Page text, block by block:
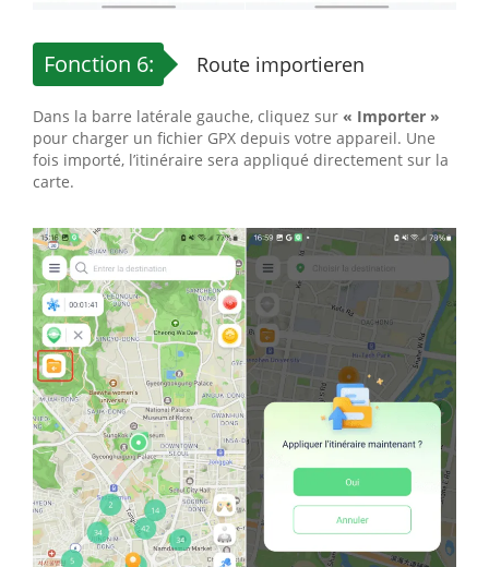
Fonction 6: Route importieren
Dans la barre latérale gauche, cliquez sur « Importer »
pour charger un fichier GPX depuis votre appareil. Une
fois importé, l’itinéraire sera appliqué directement sur la
carte.